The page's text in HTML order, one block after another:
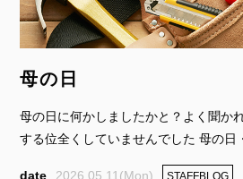
母の日
母の日に何かしましたかと？よく聞か
する位全くしていませんでした 母の日
2026.05.11(Mon) STAFFBLOG